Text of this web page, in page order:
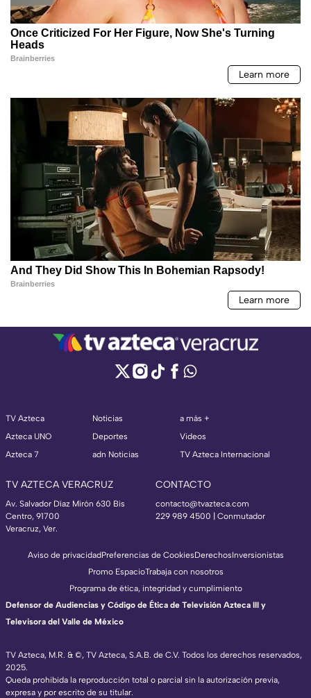
TV Azteca
Azteca UNO
Azteca 7
Noticias
Deportes
adn Noticias
a más +
Videos
TV Azteca Internacional
TV AZTECA VERACRUZ
Av. Salvador Díaz Mirón 630 Bis
Centro, 91700
Veracruz, Ver.
CONTACTO
contacto@tvazteca.com
229 989 4500 | Conmutador
TV Azteca, M.R. & ©, TV Azteca, S.A.B. de C.V. Todos los derechos reservados,
2025.
Queda prohibida la reproducción total o parcial sin la autorización previa,
expresa y por escrito de su titular.
Aviso de privacidadPreferencias de CookiesDerechosInversionistas
Promo EspacioTrabaja con nosotros
Programa de ética, integridad y cumplimiento
Defensor de Audiencias y Código de Ética de Televisión Azteca III y
Televisora del Valle de México